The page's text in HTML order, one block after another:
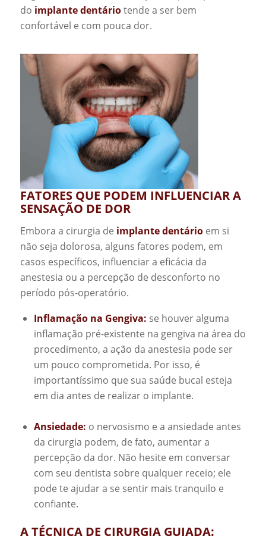
do implante dentáriotende a ser bem
confortável e com pouca dor.
FATORES QUE PODEM INFLUENCIAR A
SENSAÇÃO DE DOR
Embora a cirurgia de implante dentárioem si
não seja dolorosa, alguns fatores podem, em
casos específicos, influenciar a eficácia da
anestesia ou a percepção de desconforto no
período pós-operatório.
Inflamação na Gengiva: se houver alguma
inflamação pré-existente na gengiva na área do
procedimento, a ação da anestesia pode ser
um pouco comprometida. Por isso, é
importantíssimo que sua saúde bucal esteja
em dia antes de realizar o implante.
Ansiedade: o nervosismo e a ansiedade antes
da cirurgia podem, de fato, aumentar a
percepção da dor. Não hesite em conversar
com seu dentista sobre qualquer receio; ele
pode te ajudar a se sentir mais tranquilo e
confiante.
A TÉCNICA DE CIRURGIA GUIADA: